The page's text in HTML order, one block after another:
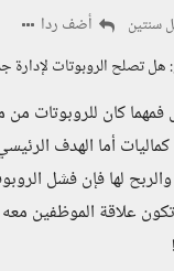
سنتين
أضف ردا
هل تصلح الروبوتات لإدارة
كان للروبوتات من
أما الهدف
لها فإن فشل
علاقة الموظفين